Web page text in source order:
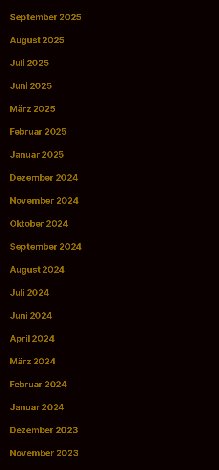
September 2025
August 2025
Juli 2025
Juni 2025
März 2025
Februar 2025
Januar 2025
Dezember 2024
November 2024
Oktober 2024
September 2024
August 2024
Juli 2024
Juni 2024
April 2024
März 2024
Februar 2024
Januar 2024
Dezember 2023
November 2023